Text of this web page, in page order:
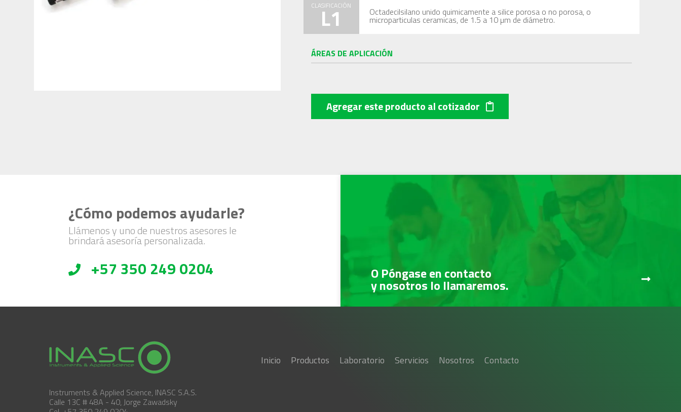
CLASIFICACIÓN
L1 Octadecilsilano unido quimicamente a silice porosa o no porosa, o
microparticulas ceramicas, de 1.5 a 10 µm de diámetro.
ÁREAS DE APLICACIÓN
Agregar este productoal cotizador
¿Cómo podemos ayudarle?
Llámenos y uno de nuestros asesores le
brindará asesoría personalizada.
+57 350 249 0204 O Póngase en contacto
y nosotros lo llamaremos.
Instruments & Applied Science, INASC S.A.S.
Calle 13C # 48A - 40, Jorge Zawadsky
Inicio Productos Laboratorio Servicios Nosotros Contacto